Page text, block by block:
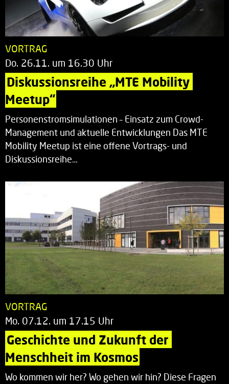
VORTRAG
Do. 26.11. um 16.30 Uhr
Diskussionsreihe „MTE Mobility
Meetup“
Personenstromsimulationen – Einsatz zum Crowd-
Management und aktuelle Entwicklungen Das MTE
Mobility Meetup ist eine offene Vortrags- und
Diskussionsreihe…
VORTRAG
Mo. 07.12. um 17.15 Uhr
Geschichte und Zukunft der
Menschheit im Kosmos
Wo kommen wir her? Wo gehen wir hin? Diese Fragen